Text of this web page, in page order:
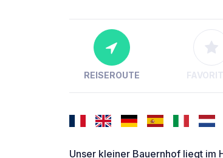
REISEROUTE
Unser kleiner Bauernhof liegt im